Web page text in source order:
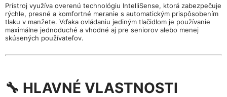
Prístroj využíva overenú technológiu IntelliSense, ktorá zabezpečuje
rýchle, presné a komfortné meranie s automatickým prispôsobením
tlaku v manžete. Vďaka ovládaniu jediným tlačidlom je používanie
maximálne jednoduché a vhodné aj pre seniorov alebo menej
skúsených používateľov.
🔧 HLAVNÉ VLASTNOSTI